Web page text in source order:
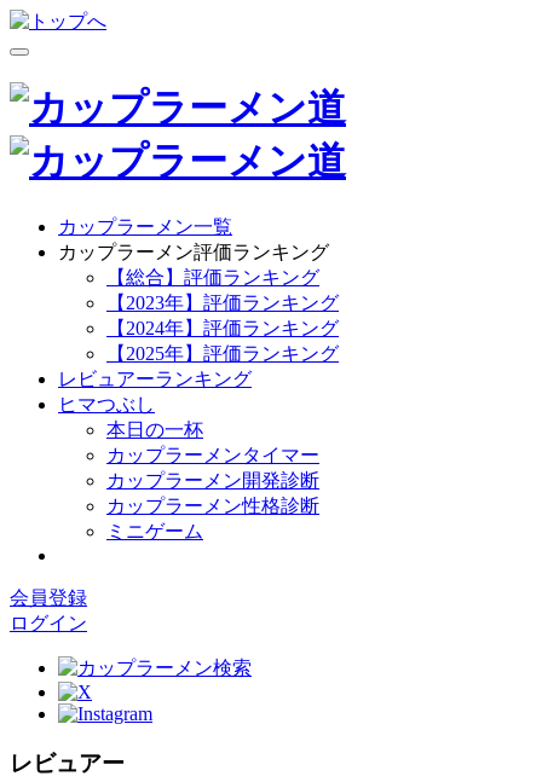
カップラーメン一覧
カップラーメン評価ランキング
【総合】評価ランキング
【2023年】評価ランキング
【2024年】評価ランキング
【2025年】評価ランキング
レビュアーランキング
ヒマつぶし
本日の一杯
カップラーメンタイマー
カップラーメン開発診断
カップラーメン性格診断
ミニゲーム
会員登録
ログイン
レビュアー